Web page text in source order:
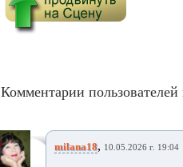
Комментарии пользователей
milana18, 10.05.2026 г. 19:04